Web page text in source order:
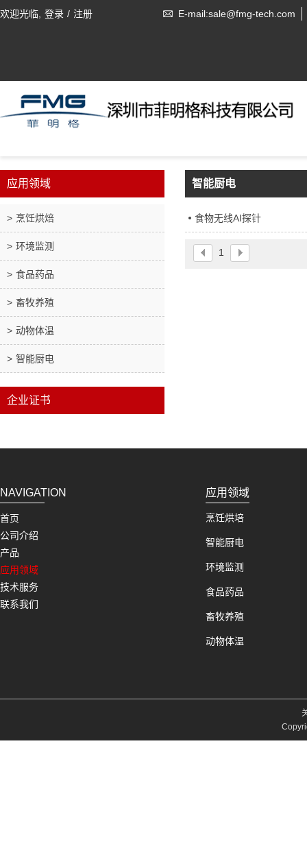
欢迎光临, 登录 / 注册 E-mail:sale@fmg-tech.com
应用领域
烹饪烘焙
环境监测
食品药品
畜牧养殖
动物体温
智能厨电
企业证书
智能厨电
食物无线AI探针
1
NAVIGATION
首页
公司介绍
产品
应用领域
技术服务
联系我们
应用领域
烹饪烘培
智能厨电
环境监测
食品药品
畜牧养殖
动物体温